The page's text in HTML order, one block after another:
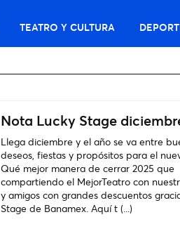
TEATRO Y CULTURA
Nota Lucky Stage
Llega diciembre y el año se va entre
deseos, fiestas y propósitos para el
Qué mejor manera de cerrar 2025 que
compartiendo el MejorTeatro con
y amigos con grandes descuentos
Stage de Banamex. Aquí t (...)